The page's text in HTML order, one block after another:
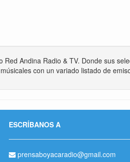
Andina Radio & TV. Donde sus
con un variado listado de
ESCRÍBANOS A
prensaboyacaradio@gmail.com